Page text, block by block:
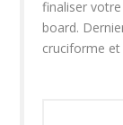
finaliser
board.
cruciforme et